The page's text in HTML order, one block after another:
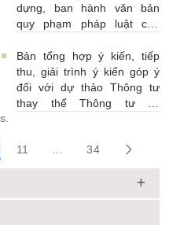
dựng, ban hành văn bản
quy phạm pháp luật của
| 08:47:00
Bản tổng hợp ý kiến, tiếp
thu, giải trình ý kiến góp ý
đối với dự thảo Thông tư
thay thế Thông tư số
Use TAB to navigate.
11 Intermediate Pages
34